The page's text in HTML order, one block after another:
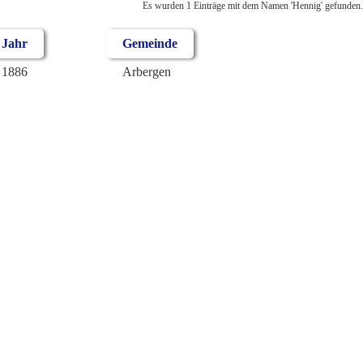
Es wurden 1 Einträge mit dem Namen 'Hennig' gefunden.
Jahr Gemeinde
1886 Arbergen